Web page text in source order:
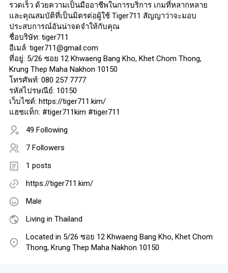
รวดเร็ว ด้วยความเป็นมืออาชีพในการบริการ เกมที่หลากหลาย
และคุณสมบัติที่เป็นมิตรต่อผู้ใช้ Tiger711 สัญญาว่าจะมอบ
ประสบการณ์อันน่าจดจำให้กับคุณ
ชื่อบริษัท: tiger711
อีเมล์: tiger711@gmail.com
ที่อยู่: 5/26 ซอย 12 Khwaeng Bang Kho, Khet Chom Thong,
Krung Thep Maha Nakhon 10150
โทรศัพท์: 080 257 7777
รหัสไปรษณีย์: 10150
เว็บไซต์: https://tiger711.kim/
แฮชแท็ก: #tiger711kim #tiger711
49 Following
7 Followers
1 posts
https://tiger711.kim/
Male
Living in Thailand
Located in 5/26 ซอย 12 Khwaeng Bang Kho, Khet Chom
Thong, Krung Thep Maha Nakhon 10150